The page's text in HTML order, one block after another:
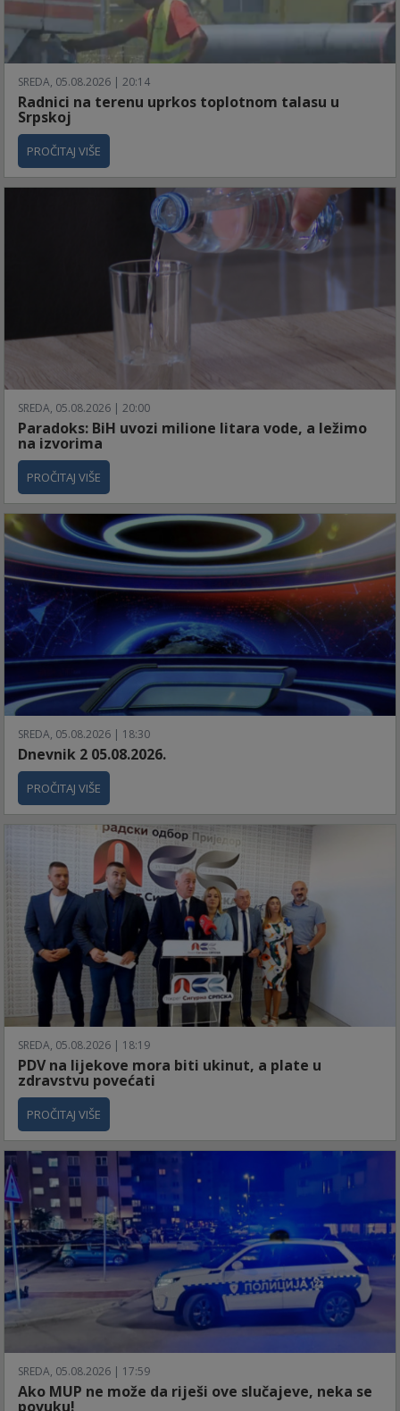
SREDA, 05.08.2026 | 20:14
Radnici na terenu uprkos toplotnom talasu u
Srpskoj
PROČITAJ VIŠE
SREDA, 05.08.2026 | 20:00
Paradoks: BiH uvozi milione litara vode, a ležimo
na izvorima
PROČITAJ VIŠE
SREDA, 05.08.2026 | 18:30
Dnevnik 2 05.08.2026.
PROČITAJ VIŠE
SREDA, 05.08.2026 | 18:19
PDV na lijekove mora biti ukinut, a plate u
zdravstvu povećati
PROČITAJ VIŠE
SREDA, 05.08.2026 | 17:59
Ako MUP ne može da riješi ove slučajeve, neka se
povuku!